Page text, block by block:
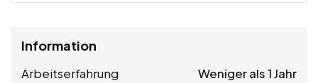
Information
Arbeitserfahrung Weniger als 1 Jahr